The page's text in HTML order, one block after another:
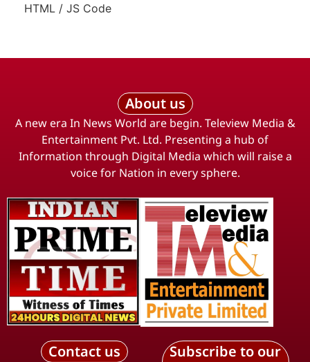
HTML / JS Code
About us
A new era In News World are begin. Teleview Media &
Entertainment Pvt. Ltd. Presenting a hub of
Information through Digital Media which will raise a
voice for Nation in every sphere.
Contact us
Subscribe to our